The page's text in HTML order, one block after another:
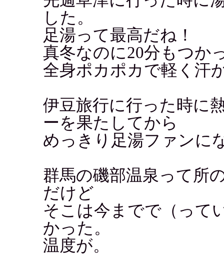
した。
足湯って最高だね！
真冬なのに20分もつか
全身ポカポカで軽く汗
伊豆旅行に行った時に
ーを果たしてから
めっきり足湯ファンに
群馬の磯部温泉って所
だけど
そこは今までで（って
かった。
温度が。